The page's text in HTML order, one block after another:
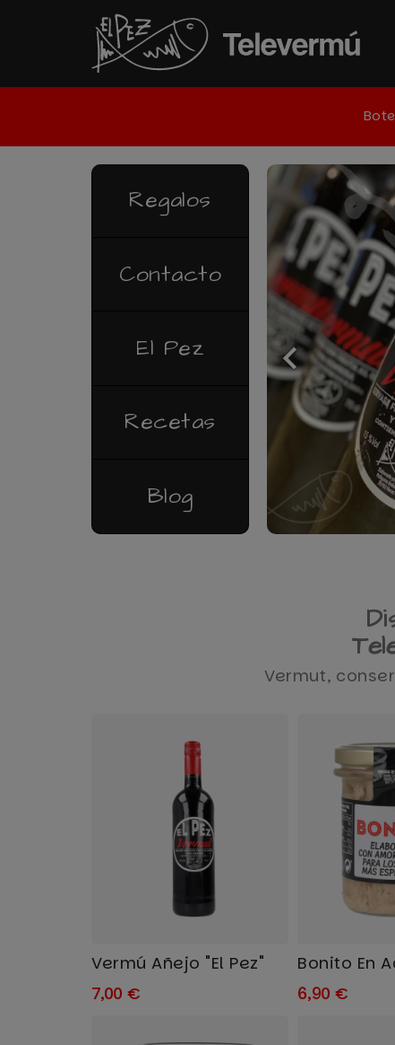
Regalos
Contacto
El Pez
Recetas
Blog

Vermut,
Vermú Añejo "El Pez"
7,00 €
6,90 €